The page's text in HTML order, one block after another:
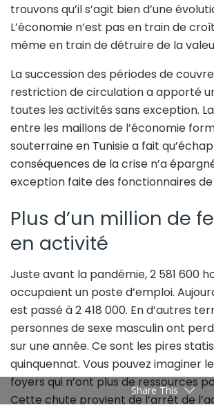
trouvons qu’il s’agit bien d’une
L’économie n’est pas en train de
même en train de détruire de la
La succession des périodes de
restriction de circulation a apporté
toutes les activités sans exception.
entre les maillons de l’économie
souterraine en Tunisie a fait
conséquences de la crise n’a
exception faite des fonctionnaires de
Plus d’un million de
en activité
Juste avant la pandémie, 2 581 600
occupaient un poste d’emploi.
est passé à 2 418 000. En d’autres
personnes de sexe masculin ont
sur une année. Ce sont les pires
quinquennat. Vous pouvez imaginer
foyers qui n’ont plus de ressources
Cette chute provient de l’arrêt de
Share This